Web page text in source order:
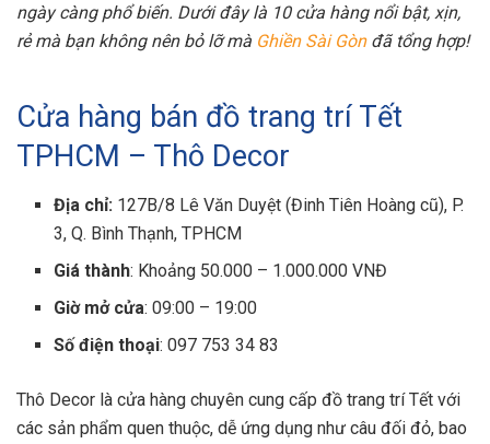
ngày càng phổ biến. Dưới đây là 10 cửa hàng nổi bật, xịn,
rẻ mà bạn không nên bỏ lỡ mà Ghiền Sài Gònđã tổng hợp!
Cửa hàng bán đồ trang trí Tết
TPHCM – Thô Decor
Địa chỉ: 127B/8 Lê Văn Duyệt (Đinh Tiên Hoàng cũ), P.
3, Q. Bình Thạnh, TPHCM
Giá thành: Khoảng 50.000 – 1.000.000 VNĐ
Giờ mở cửa: 09:00 – 19:00
Số điện thoại: 097 753 34 83
Thô Decor là cửa hàng chuyên cung cấp đồ trang trí Tết với
các sản phẩm quen thuộc, dễ ứng dụng như câu đối đỏ, bao